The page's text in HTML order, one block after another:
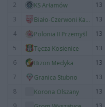
2
KS Arłamów 13
3
Biało-Czerwoni Kaszyce 13
4
Polonia II Przemyśl 13
5
Tęcza Kosienice 13
6
Bizon Medyka 13
7
Granica Stubno 13
8
Korona Olszany 13